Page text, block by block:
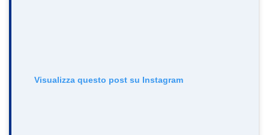
Visualizza questo post su Instagram